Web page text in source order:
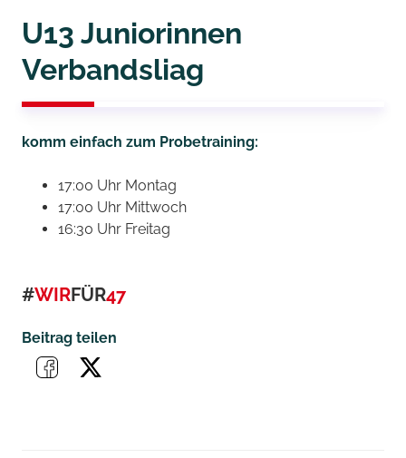
U13 Juniorinnen
Verbandsliag
komm einfach zum Probetraining:
17:00 Uhr Montag
17:00 Uhr Mittwoch
16:30 Uhr Freitag
#WIRFÜR47
Beitrag teilen